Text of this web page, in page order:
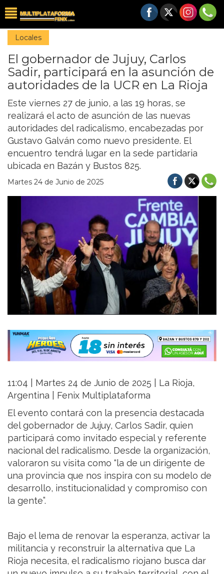
Locales
El gobernador de Jujuy, Carlos
Sadir, participará en la asunción de
autoridades de la UCR en La Rioja
Este viernes 27 de junio, a las 19 horas, se
realizará el acto de asunción de las nuevas
autoridades del radicalismo, encabezadas por
Gustavo Galván como nuevo presidente. El
encuentro tendrá lugar en la sede partidaria
ubicada en Bazán y Bustos 825.
Martes 24 de Junio de 2025
11:04 | Martes 24 de Junio de 2025 | La Rioja,
Argentina | Fenix Multiplataforma
El evento contará con la presencia destacada
del gobernador de Jujuy, Carlos Sadir, quien
participará como invitado especial y referente
nacional del radicalismo. Desde la organización,
valoraron su visita como “la de un dirigente de
una provincia que nos inspira con su modelo de
desarrollo, institucionalidad y compromiso con
la gente”.
Bajo el lema de renovar la esperanza, activar la
militancia y reconstruir la alternativa que La
Rioja necesita, el radicalismo riojano busca dar